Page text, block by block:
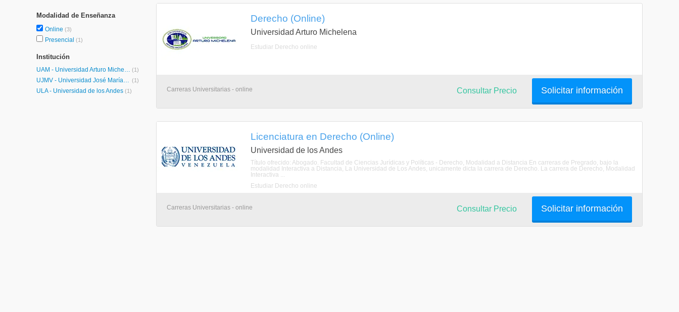
Modalidad de Enseñanza
Online (3)
Presencial (1)
Institución
UAM - Universidad Arturo Michelena (1)
UJMV - Universidad José María Vargas (1)
ULA - Universidad de los Andes (1)
Derecho (Online)
Universidad Arturo Michelena
Estudiar Derecho online
Carreras Universitarias - online Solicitar información
Consultar Precio
Licenciatura en Derecho (Online)
Universidad de los Andes
Título ofrecido: Abogado. Facultad de Ciencias Jurídicas y Políticas - Derecho, Modalidad a Distancia En carreras de Pregrado, bajo la
modalidad Interactiva a Distancia, La Universidad de Los Andes, unicamente dicta la carrera de Derecho. La carrera de Derecho, Modalidad
Interactiva ...
Estudiar Derecho online
Carreras Universitarias - online Solicitar información
Consultar Precio